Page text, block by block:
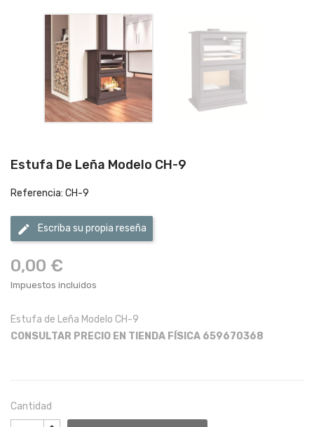
Estufa De Leña Modelo CH-9
Referencia: CH-9
edit Escriba su propia reseña
0,00 €
Impuestos incluidos
Estufa de Leña Modelo CH-9
CONSULTAR PRECIO EN TIENDA FÍSICA 659670368
Cantidad